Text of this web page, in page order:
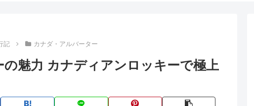
記 カナダ・アルバーター
魅力 カナディアンロッキーで極上